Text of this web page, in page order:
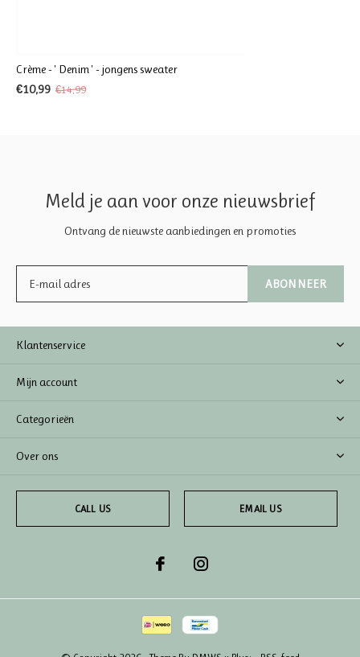
Crème - ' Denim ' - jongens sweater
€10,99 €14,99
Meld je aan voor onze nieuwsbrief
Ontvang de nieuwste aanbiedingen en promoties
ABONNEER
Klantenservice
Mijn account
Categorieën
Over ons
CALL US EMAIL US